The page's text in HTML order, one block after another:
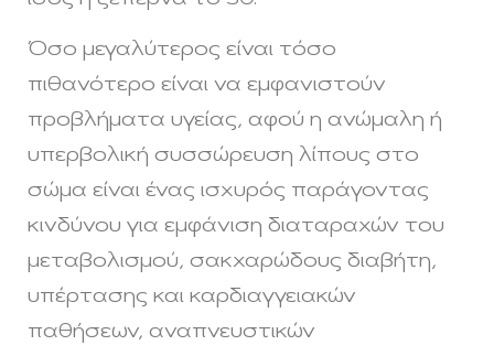
Όσο μεγαλύτερος είναι τόσο
πιθανότερο είναι να εμφανιστούν
προβλήματα υγείας, αφού η ανώμαλη ή
υπερβολική συσσώρευση λίπους στο
σώμα είναι ένας ισχυρός παράγοντας
κινδύνου για εμφάνιση διαταραχών του
μεταβολισμού, σακχαρώδους διαβήτη,
υπέρτασης και καρδιαγγειακών
παθήσεων, αναπνευστικών